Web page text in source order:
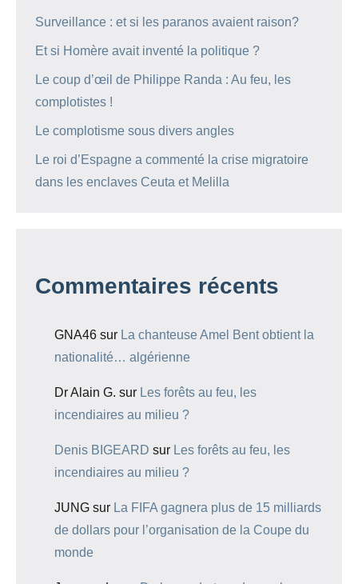
Surveillance : et si les paranos avaient raison?
Et si Homère avait inventé la politique ?
Le coup d’œil de Philippe Randa : Au feu, les
complotistes !
Le complotisme sous divers angles
Le roi d’Espagne a commenté la crise migratoire
dans les enclaves Ceuta et Melilla
Commentaires récents
GNA46 sur La chanteuse Amel Bent obtient la
nationalité… algérienne
Dr Alain G. sur Les forêts au feu, les
incendiaires au milieu ?
Denis BIGEARD sur Les forêts au feu, les
incendiaires au milieu ?
JUNG sur La FIFA gagnera plus de 15 milliards
de dollars pour l’organisation de la Coupe du
monde